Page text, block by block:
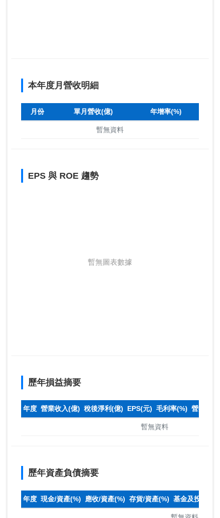
本年度月營收明細
月份 單月營收(億) 年增率(%)
暫無資料
EPS 與 ROE 趨勢
暫無圖表數據
歷年損益摘要
年度 營業收入(億) 稅後淨利(億) EPS(元) 毛利率(%) 營業利
暫無資料
歷年資產負債摘要
年度 現金/資產(%) 應收/資產(%) 存貨/資產(%) 基金及投資(%)